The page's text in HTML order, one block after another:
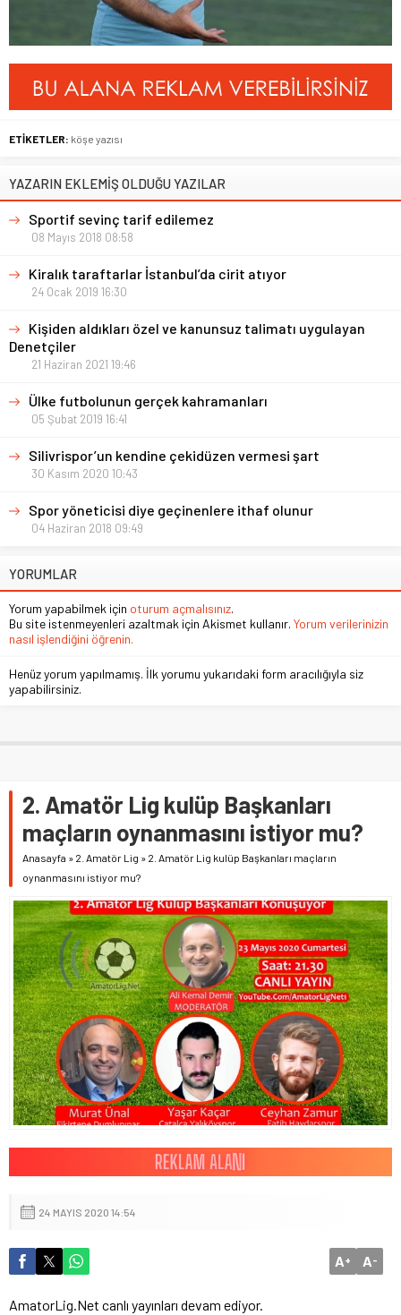
ETİKETLER: köşe yazısı
YAZARIN EKLEMİŞ OLDUĞU YAZILAR
Sportif sevinç tarif edilemez
08 Mayıs 2018 08:58
Kiralık taraftarlar İstanbul’da cirit atıyor
24 Ocak 2019 16:30
Kişiden aldıkları özel ve kanunsuz talimatı uygulayan
Denetçiler
21 Haziran 2021 19:46
Ülke futbolunun gerçek kahramanları
05 Şubat 2019 16:41
Silivrispor’un kendine çekidüzen vermesi şart
30 Kasım 2020 10:43
Spor yöneticisi diye geçinenlere ithaf olunur
04 Haziran 2018 09:49
YORUMLAR
Yorum yapabilmek için oturum açmalısınız.
Bu site istenmeyenleri azaltmak için Akismet kullanır. Yorum verilerinizin
nasıl işlendiğini öğrenin.
Henüz yorum yapılmamış. İlk yorumu yukarıdaki form aracılığıyla siz
yapabilirsiniz.
2. Amatör Lig kulüp Başkanları
maçların oynanmasını istiyor mu?
Anasayfa » 2. Amatör Lig » 2. Amatör Lig kulüp Başkanları maçların
oynanmasını istiyor mu?
24 MAYIS 2020 14:54
A+ A-
AmatorLig.Net canlı yayınları devam ediyor.